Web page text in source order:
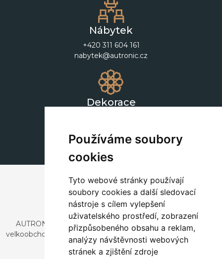
Používáme soubory
cookies
Tyto webové stránky používají
soubory cookies a další sledovací
nástroje s cílem vylepšení
uživatelského prostředí, zobrazení
přizpůsobeného obsahu a reklam,
analýzy návštěvnosti webových
stránek a zjištění zdroje
Nábytek
+420 311 604 161
nabytek@autronic.cz
Dekorace
AUTRONIC, s.r.o. je společnost zabývající se dovozem a
velkoobchodním prodejem designového i stylového nábytku
a dekorací.